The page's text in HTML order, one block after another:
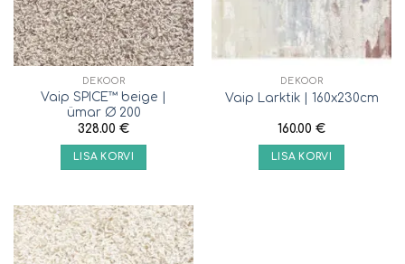
DEKOOR
Vaip SPICE™ beige |
ümar Ø 200
328.00 €
LISA KORVI
DEKOOR
Vaip Larktik | 160x230cm
160.00 €
LISA KORVI